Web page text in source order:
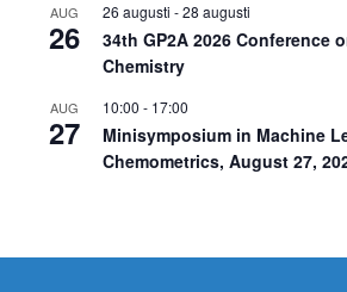
AUG
26
26 augusti -28 augusti
34th GP2A 2026 Conference
Chemistry
AUG
27
10:00 - 17:00
Minisymposium in Machine
Chemometrics, August 27,